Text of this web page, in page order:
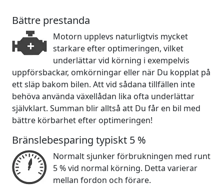
Bättre prestanda
Motorn upplevs naturligtvis mycket
starkare efter optimeringen, vilket
underlättar vid körning i exempelvis
uppförsbackar, omkörningar eller när Du kopplat på
ett släp bakom bilen. Att vid sådana tillfällen inte
behöva använda växellådan lika ofta underlättar
självklart. Summan blir alltså att Du får en bil med
bättre körbarhet efter optimeringen!
Bränslebesparing typiskt 5 %
Normalt sjunker förbrukningen med runt
5 % vid normal körning. Detta varierar
mellan fordon och förare.